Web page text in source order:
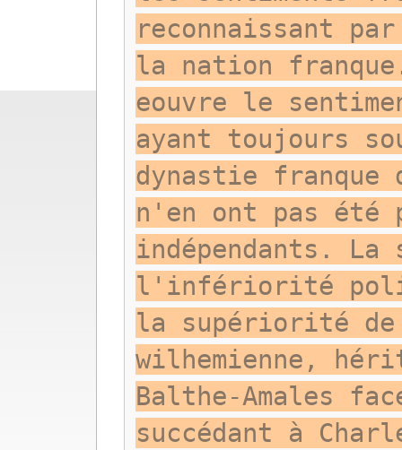
reconnaissant
la nation
eouvre le
ayant toujours
dynastie
n'en ont pas été
indépendants. La
l'infériorité
la supériorité
wilhemienne,
Balthe-Amales
succédant à